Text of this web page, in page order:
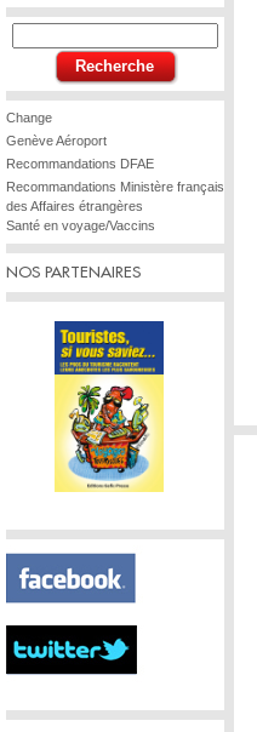
Change
Genève Aéroport
Recommandations DFAE
Recommandations Ministère français
des Affaires étrangères
Santé en voyage/Vaccins
NOS PARTENAIRES